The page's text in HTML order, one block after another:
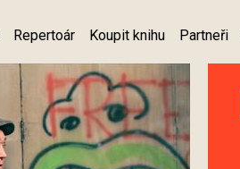
Repertoár Koupit knihu Partneři